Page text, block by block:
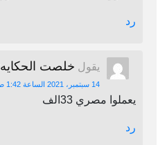
رد
يقول خلصت الحكايه
14 سبتمبر، 2021 الساعة 1:42 ص
يعملوا مصري 33الف
رد